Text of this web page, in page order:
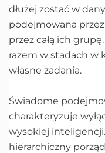
dłużej zostać w
podejmowana
przez całą ich
razem w stadach w
własne zadania.
Świadome
charakteryzuje
wysokiej
hierarchiczny